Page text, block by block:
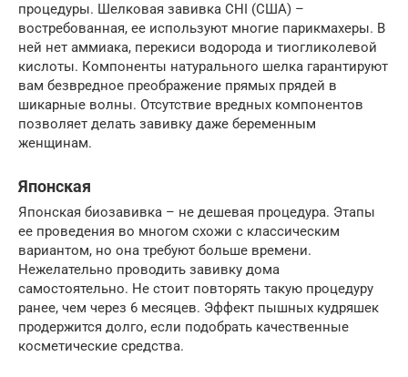
процедуры. Шелковая завивка CHI (США) –
востребованная, ее используют многие парикмахеры. В
ней нет аммиака, перекиси водорода и тиогликолевой
кислоты. Компоненты натурального шелка гарантируют
вам безвредное преображение прямых прядей в
шикарные волны. Отсутствие вредных компонентов
позволяет делать завивку даже беременным
женщинам.
Японская­
Японская биозавивка – не дешевая процедура. Этапы
ее проведения во многом схожи с классическим
вариантом, но она требуют больше времени.
Нежелательно проводить завивку дома
самостоятельно. Не стоит повторять такую процедуру
ранее, чем через 6 месяцев. Эффект пышных кудряшек
продержится долго, если подобрать качественные
косметические средства.